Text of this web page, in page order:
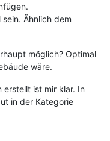
Ähnlich dem
möglich? Optimal
wäre.
erstellt ist mir klar. In
in der Kategorie